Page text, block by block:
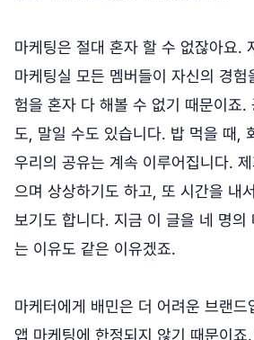
마케팅은 절대 혼자 할 수 없잖아요.
마케팅실 모든 멤버들이 자신의 경험
험을 혼자 다 해볼 수 없기 때문이죠.
도, 말일 수도 있습니다. 밥 먹을 때,
우리의 공유는 계속 이루어집니다.
으며 상상하기도 하고, 또 시간을 내
보기도 합니다. 지금 이 글을 네 명의
는 이유도 같은 이유겠죠.
마케터에게 배민은 더 어려운 브랜
앱 마케팅에 한정되지 않기 때문이